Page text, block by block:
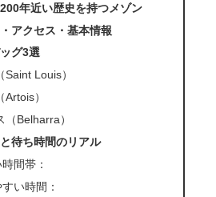
年近い歴史を持つメゾン
アクセス・基本情報
グ3選
Louis）
）
Belharra）
待ち時間のリアル
間帯：
い時間：